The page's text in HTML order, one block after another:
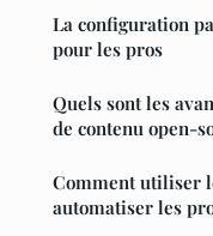
La configuration
pour les pros
Quels sont les
de contenu open-
Comment utiliser
automatiser les